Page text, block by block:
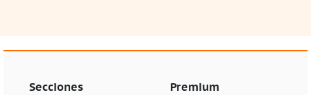
Secciones Premium